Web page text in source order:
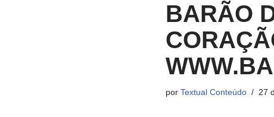
BARÃO
por Textual Conteúdo 27